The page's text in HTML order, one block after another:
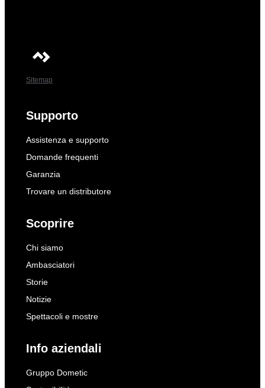
Sitemap
Supporto
Assistenza e supporto
Domande frequenti
Garanzia
Trovare un distributore
Scoprire
Chi siamo
Ambasciatori
Storie
Notizie
Spettacoli e mostre
Info aziendali
Gruppo Dometic